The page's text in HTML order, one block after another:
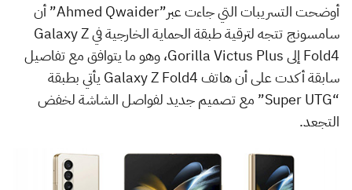
أوضحت التسريبات التي جاءت عبر”Ahmed Qwaider” أن
سامسونج تتجه لترقية طبقة الحماية الخارجية في Galaxy Z
Fold4 إلى Gorilla Victus Plus، وهو ما يتوافق مع تفاصيل
سابقة أكدت على أن هاتف Galaxy Z Fold4 يأتي بطبقة
“Super UTG” مع تصميم جديد لفواصل الشاشة لخفض
التجعد.